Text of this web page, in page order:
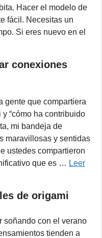
Hacer el modelo de
fácil. Necesitas un
Si eres nuevo en el
conexiones
gente que compartiera
“cómo ha contribuido
mi bandeja de
maravillosas y sentidas
ustedes compartieron
que es … Leer
de origami
soñando con el verano
tienden a